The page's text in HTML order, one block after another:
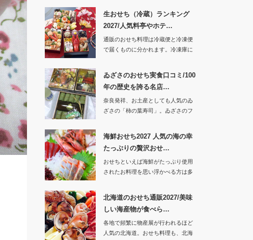
生おせち（冷蔵）ランキング
2027/人気料亭やホテ…
通販のおせち料理は冷蔵便と冷凍便
で届くものに分かれます。冷凍庫に
ゐざさのおせち実食口コミ/100
年の歴史を誇る名店…
奈良発祥、お土産としても人気のゐ
ざさの「柿の葉寿司」。ゐざさのフ
海鮮おせち2027 人気の海の幸
たっぷりの贅沢おせ…
おせちといえば海鮮がたっぷり使用
されたお料理を思い浮かべる方は多
北海道のおせち通販2027/美味
しい海産物が食べら…
各地で頻繁に物産展が行われるほど
人気の北海道。おせち料理も、北海